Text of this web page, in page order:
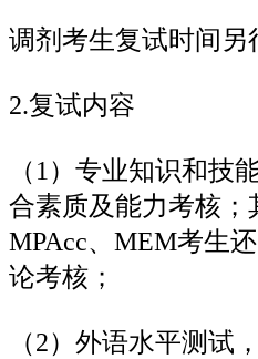
调剂考生复试时间另
2.复试内容
（1）专业知识和技
合素质及能力考核；
MPAcc、MEM考生
论考核；
（2）外语水平测试